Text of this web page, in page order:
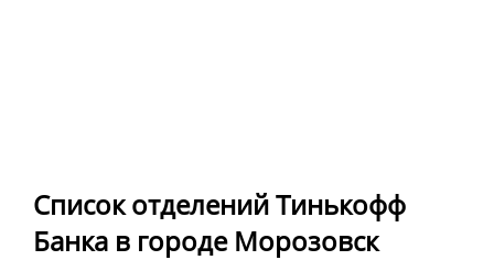
Список отделений Тинькофф
Банка в городе Морозовск